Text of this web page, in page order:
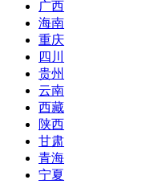
广西
海南
重庆
四川
贵州
云南
西藏
陕西
甘肃
青海
宁夏